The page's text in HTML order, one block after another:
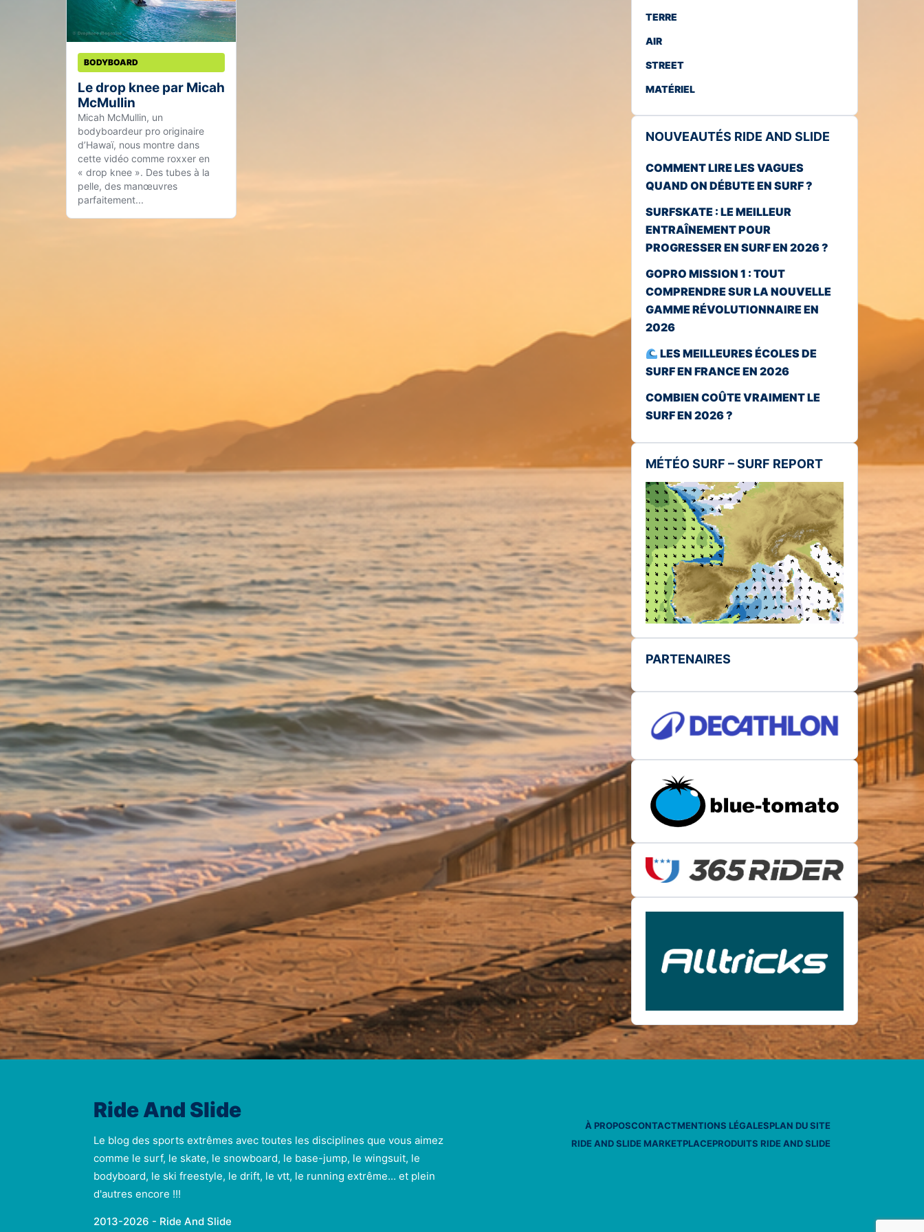
BODYBOARD
Le drop knee par Micah
McMullin
Micah McMullin, un
bodyboardeur pro originaire
d’Hawaï, nous montre dans
cette vidéo comme roxxer en
« drop knee ». Des tubes à la
pelle, des manœuvres
parfaitement...
TERRE
AIR
STREET
MATÉRIEL
NOUVEAUTÉS RIDE AND SLIDE
COMMENT LIRE LES VAGUES
QUAND ON DÉBUTE EN SURF ?
SURFSKATE : LE MEILLEUR
ENTRAÎNEMENT POUR
PROGRESSER EN SURF EN 2026 ?
GOPRO MISSION 1 : TOUT
COMPRENDRE SUR LA NOUVELLE
GAMME RÉVOLUTIONNAIRE EN
2026
LES MEILLEURES ÉCOLES DE
SURF EN FRANCE EN 2026
COMBIEN COÛTE VRAIMENT LE
SURF EN 2026 ?
MÉTÉO SURF – SURF REPORT
PARTENAIRES
Ride And Slide
Le blog des sports extrêmes avec toutes les disciplines que vous aimez
comme le surf, le skate, le snowboard, le base-jump, le wingsuit, le
bodyboard, le ski freestyle, le drift, le vtt, le running extrême... et plein
d'autres encore !!!
2013-2026 - Ride And Slide
À PROPOSCONTACTMENTIONS LÉGALESPLAN DU SITE
RIDE AND SLIDE MARKETPLACEPRODUITS RIDE AND SLIDE